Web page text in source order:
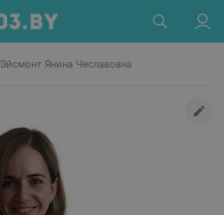
Эйсмонт Янина Чеславовна